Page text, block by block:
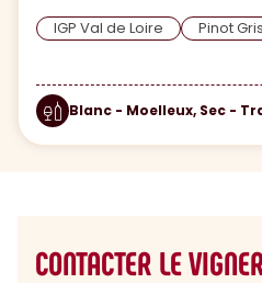
IGP Val de Loire
Pinot Gris
Blanc - Moelleux, Sec -
CONTACTER LE